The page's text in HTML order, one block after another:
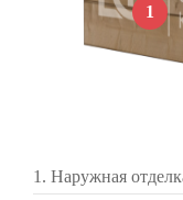
1
1. Наружная